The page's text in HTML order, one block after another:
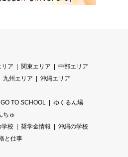
リア 関東エリア
中部エリア
九州エリア
沖縄エリア
GO TO SCHOOL
ゆくるん場
ちゅ
学校 奨学金情報
沖縄の学校
と仕事